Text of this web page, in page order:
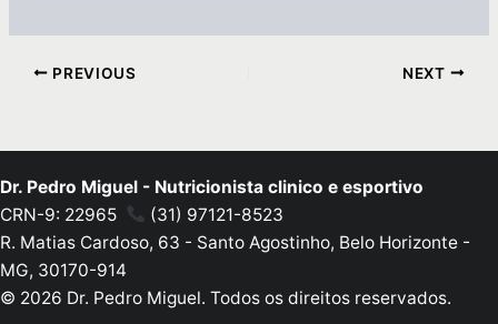
PREVIOUS NEXT
Dr. Pedro Miguel - Nutricionista clinico e esportivo
CRN-9: 22965
(31) 97121-8523
R. Matias Cardoso, 63 - Santo Agostinho, Belo Horizonte -
MG, 30170-914
© 2026 Dr. Pedro Miguel. Todos os direitos reservados.